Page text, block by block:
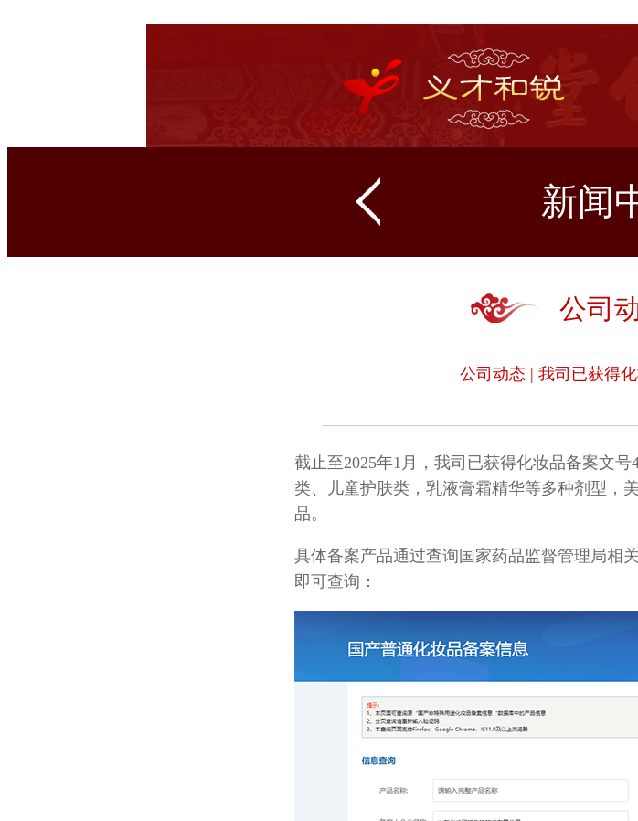
新闻
公司
公司动态 | 我司已获得
截止至2025年1月，我司已获得化妆品备案文
类、
儿童护肤类，乳液膏霜精华等多种剂型，
品。
具体备案产品通过查询 国家药品监督管理局相
即可查询：